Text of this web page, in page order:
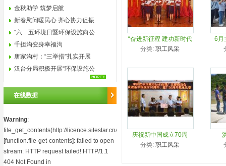
入...
金秋助学 筑梦启航
新春慰问暖民心 齐心协力促振
兴
“六﹒五环境日暨环保设施向公
众...
千担沟变身幸福沟
唐家沟村：“三举措”扎实开展
农...
汉台分局积极开展“环保设施公
在线数据
Warning:
file_get_contents(http://licence.sitestar.cn/isping.php)
[function.file-get-contents]: failed to open
stream: HTTP request failed! HTTP/1.1
404 Not Found in
“奋进新征程 建功新时代
喜迎二十大” 朗诵比赛
分类: 职工风采
6月
庆祝新中国成立70周
年、建厂20周年歌咏比
分类: 职工风采